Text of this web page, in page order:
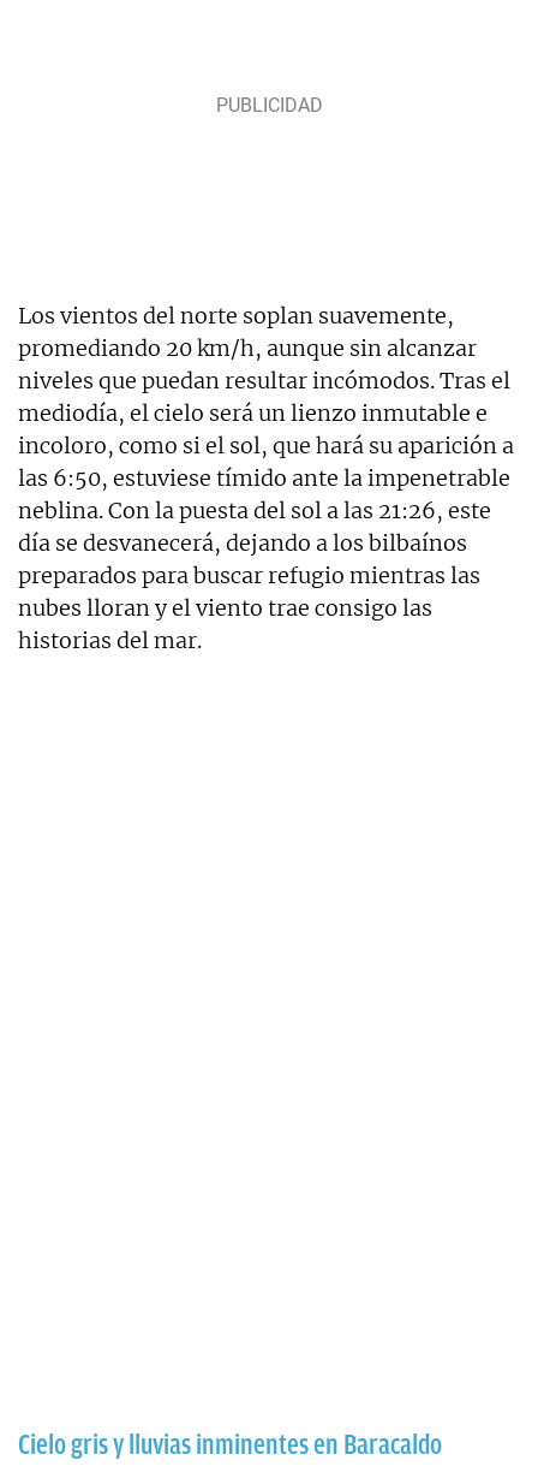
Los vientos del norte soplan suavemente,
promediando 20 km/h, aunque sin alcanzar
niveles que puedan resultar incómodos. Tras el
mediodía, el cielo será un lienzo inmutable e
incoloro, como si el sol, que hará su aparición a
las 6:50, estuviese tímido ante la impenetrable
neblina. Con la puesta del sol a las 21:26, este
día se desvanecerá, dejando a los bilbaínos
preparados para buscar refugio mientras las
nubes lloran y el viento trae consigo las
historias del mar.
Cielo gris y lluvias inminentes en Baracaldo